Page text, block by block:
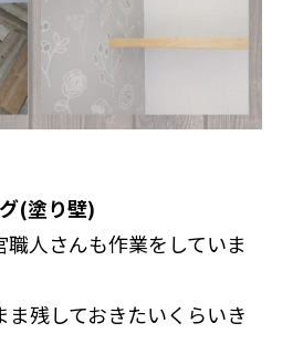
(塗り壁)
人さんも作業をしていま
残しておきたいくらいき